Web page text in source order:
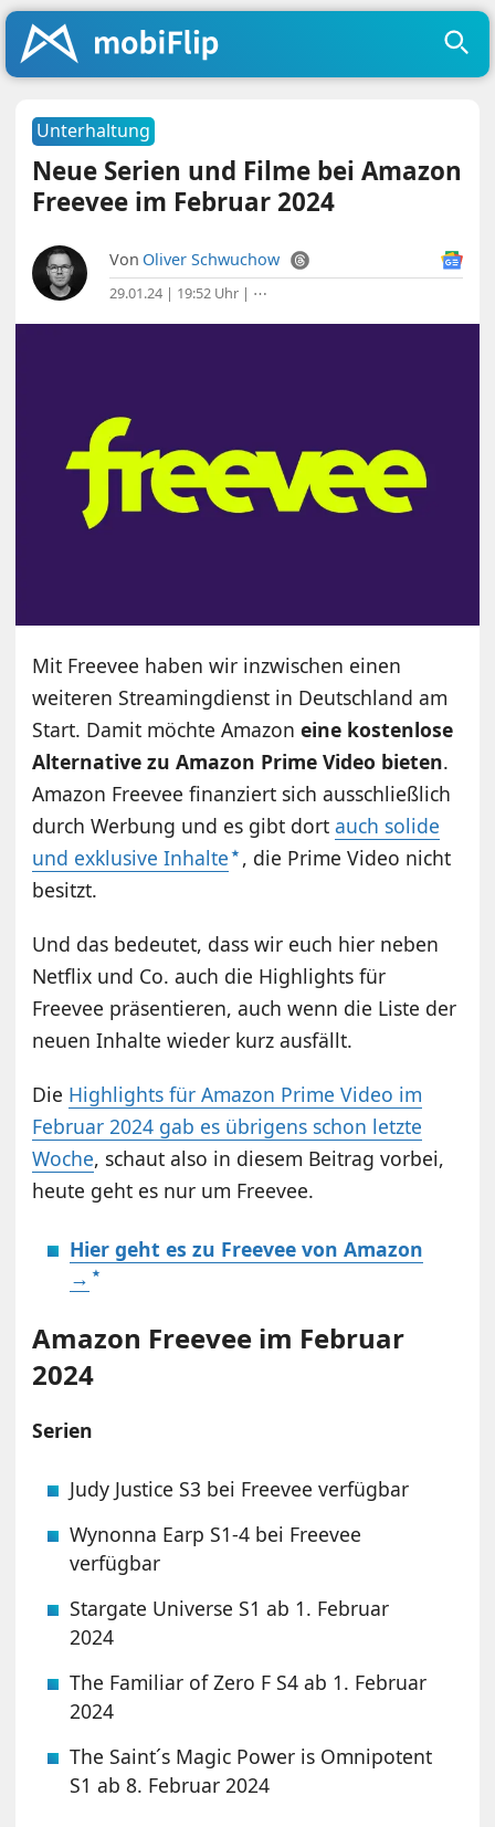
Unterhaltung
Neue Serien und Filme bei Amazon
Freevee im Februar 2024
Von Oliver Schwuchow
29.01.24 | 19:52 Uhr | ⋯
Mit Freevee haben wir inzwischen einen
weiteren Streamingdienst in Deutschland am
Start. Damit möchte Amazoneine kostenlose
Alternative zu Amazon Prime Video bieten.
Amazon Freevee finanziert sich ausschließlich
durch Werbung und es gibt dortauch solide
und exklusive Inhalte , die Prime Video nicht
besitzt.
Und das bedeutet, dass wir euch hier neben
Netflix und Co. auch die Highlights für
Freevee präsentieren, auch wenn die Liste der
neuen Inhalte wieder kurz ausfällt.
Die Highlights für Amazon Prime Video im
Februar 2024 gab es übrigens schon letzte
Woche, schaut also in diesem Beitrag vorbei,
heute geht es nur um Freevee.
Hier geht es zu Freevee von Amazon
→
Amazon Freevee im Februar
2024
Serien
Judy Justice S3 bei Freevee verfügbar
Wynonna Earp S1-4 bei Freevee
verfügbar
Stargate Universe S1 ab 1. Februar
2024
The Familiar of Zero F S4 ab 1. Februar
2024
The Saint´s Magic Power is Omnipotent
S1 ab 8. Februar 2024